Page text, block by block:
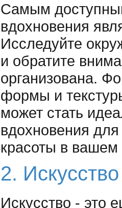
Самым
вдохновения
Исследуйте
и обратите
организована.
формы и
может стать
вдохновения для
красоты в вашем
2. Искусство
Искусство - это